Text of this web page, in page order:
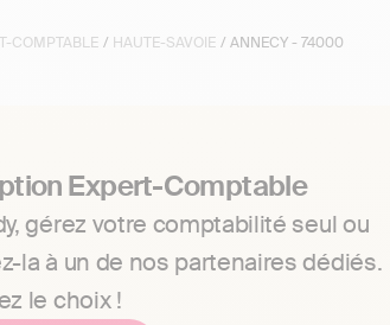
COMPTABLE / HAUTE-SAVOIE / ANNECY - 74000
Expert-Comptable
gérez votre comptabilité seul ou
la à un de nos partenaires dédiés.
le choix !